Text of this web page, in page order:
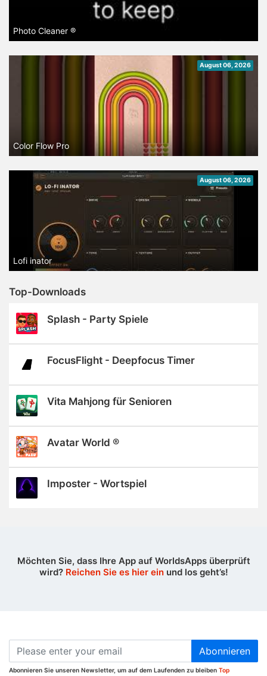
Photo Cleaner ®
August 06, 2026
Color Flow Pro
August 06, 2026
Lofi inator
Top-Downloads
Splash - Party Spiele
FocusFlight - Deepfocus Timer
Vita Mahjong für Senioren
Avatar World ®
Imposter - Wortspiel
Möchten Sie, dass Ihre App auf WorldsApps überprüft
wird? Reichen Sie es hier einund los geht’s!
Abonnieren
Abonnieren Sie unseren Newsletter, um auf dem Laufenden zu bleiben Top